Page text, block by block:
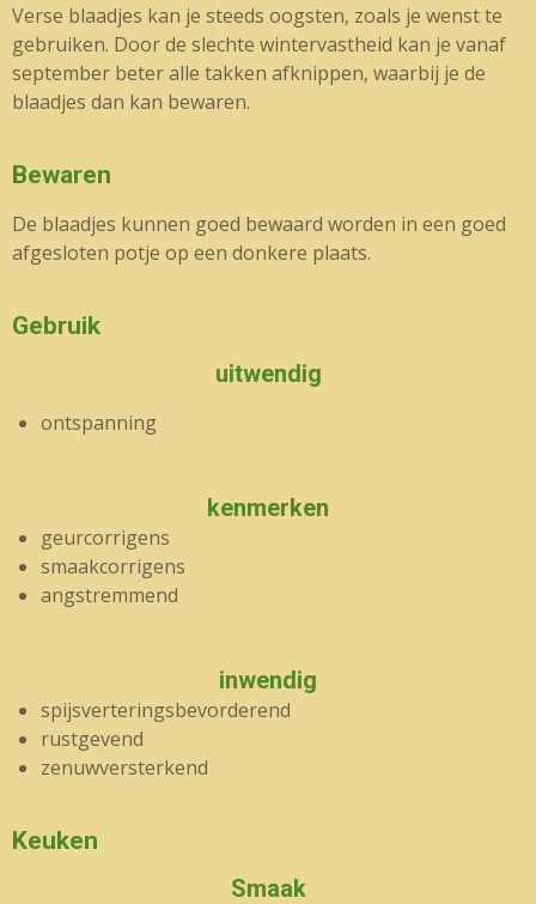
Verse blaadjes kan je steeds oogsten, zoals je wenst te
gebruiken. Door de slechte wintervastheid kan je vanaf
september beter alle takken afknippen, waarbij je de
blaadjes dan kan bewaren.
Bewaren
De blaadjes kunnen goed bewaard worden in een goed
afgesloten potje op een donkere plaats.
Gebruik
uitwendig
ontspanning
kenmerken
geurcorrigens
smaakcorrigens
angstremmend
inwendig
spijsverteringsbevorderend
rustgevend
zenuwversterkend
Keuken
Smaak